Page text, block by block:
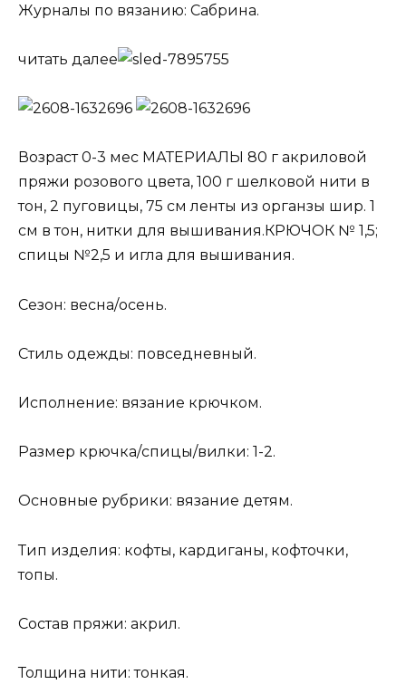
Журналы по вязанию: Сабрина.
читать далее
Возраст 0-3 мес МАТЕРИАЛЫ 80 г акриловой
пряжи розового цвета, 100 г шелковой нити в
тон, 2 пуговицы, 75 см ленты из органзы шир. 1
см в тон, нитки для вышивания.КРЮЧОК № 1,5;
спицы №2,5 и игла для вышивания.
Сезон: весна/осень.
Стиль одежды: повседневный.
Исполнение: вязание крючком.
Размер крючка/спицы/вилки: 1-2.
Основные рубрики: вязание детям.
Тип изделия: кофты, кардиганы, кофточки,
топы.
Состав пряжи: акрил.
Толщина нити: тонкая.